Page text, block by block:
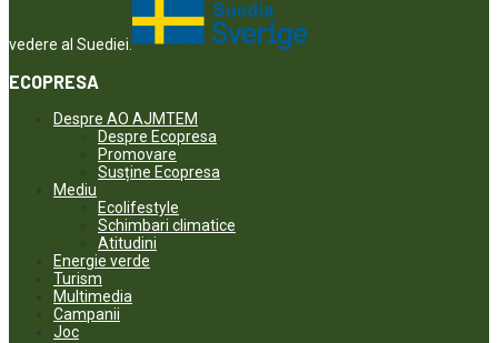
vedere al Suediei.
ECOPRESA
Despre AO AJMTEM
Despre Ecopresa
Promovare
Susține Ecopresa
Mediu
Ecolifestyle
Schimbari climatice
Atitudini
Energie verde
Turism
Multimedia
Campanii
Joc